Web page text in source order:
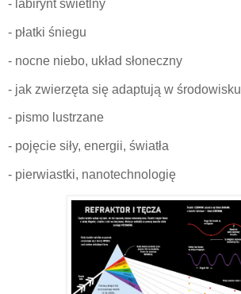
- labirynt świetlny
- płatki śniegu
- nocne niebo, układ słoneczny
- jak zwierzęta się adaptują w środowisku
- pismo lustrzane
- pojęcie siły, energii, światła
- pierwiastki, nanotechnologię